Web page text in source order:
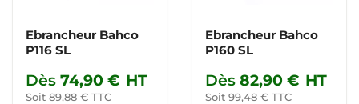
Ebrancheur Bahco
P116 SL
Dès 74,90 € HT
Soit 89,88 € TTC
Ebrancheur Bahco
P160 SL
Dès 82,90 € HT
Soit 99,48 € TTC